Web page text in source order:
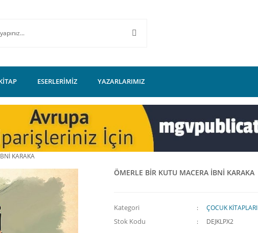
ESERLERİMİZ YAZARLARIMIZ
KARAKA
ÖMERLE BİR KUTU MACERA İBNİ KARAKA
Kategori ÇOCUK KİTAPLARI
Stok Kodu DEJKLPX2